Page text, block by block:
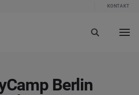
KONTAKT
Berlin